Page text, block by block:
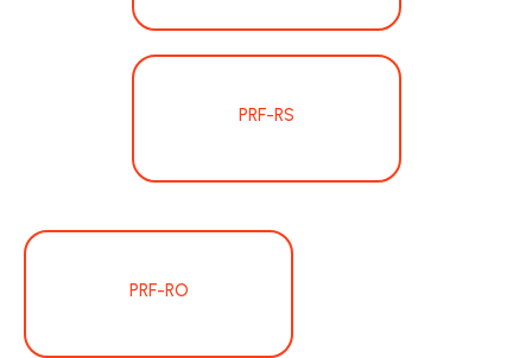
PRF-RS
PRF-RO